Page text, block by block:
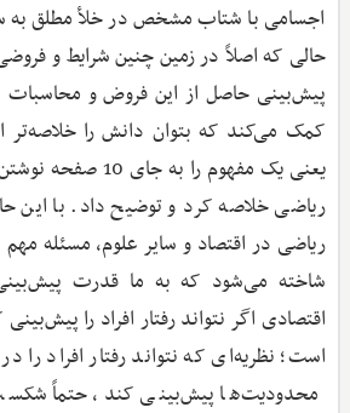
اجسامی با شتاب مشخص در خلأ مطلق به
حالی که اصلاً در زمین چنین شرایط و
پیش‌بینی حاصل از این فروض و
کمک می‌کند که بتوان دانش را خلاصه‌تر
یعنی یک مفهوم را
ریاضی خلاصه کرد و توضیح داد. با این
ریاضی در اقتصاد و سایر علوم، مسئله
شاخته می‌شود که به ما قدرت
اقتصادی اگر نتواند رفتار افراد را
است؛ نظریه‌ای که نتواند رفتار افراد را
محدودیت‌ها پیش‌بینی کند، حتماً